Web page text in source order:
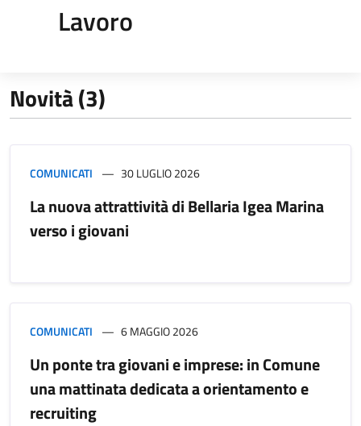
Lavoro
Novità (3)
COMUNICATI 30 LUGLIO 2026
La nuova attrattività di Bellaria Igea Marina
verso i giovani
COMUNICATI 6 MAGGIO 2026
Un ponte tra giovani e imprese: in Comune
una mattinata dedicata a orientamento e
recruiting